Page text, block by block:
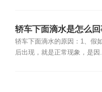
轿车下面滴水是怎么回
轿车下面滴水的原因：1、假
后出现，就是正常现象，是因